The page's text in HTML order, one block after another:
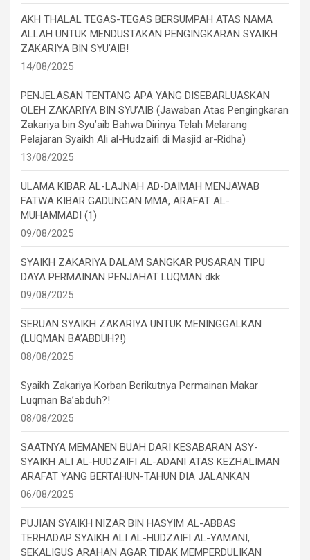
AKH THALAL TEGAS-TEGAS BERSUMPAH ATAS NAMA
ALLAH UNTUK MENDUSTAKAN PENGINGKARAN SYAIKH
ZAKARIYA BIN SYU’AIB!
14/08/2025
PENJELASAN TENTANG APA YANG DISEBARLUASKAN
OLEH ZAKARIYA BIN SYU’AIB (Jawaban Atas Pengingkaran
Zakariya bin Syu’aib Bahwa Dirinya Telah Melarang
Pelajaran Syaikh Ali al-Hudzaifi di Masjid ar-Ridha)
13/08/2025
ULAMA KIBAR AL-LAJNAH AD-DAIMAH MENJAWAB
FATWA KIBAR GADUNGAN MMA, ARAFAT AL-
MUHAMMADI (1)
09/08/2025
SYAIKH ZAKARIYA DALAM SANGKAR PUSARAN TIPU
DAYA PERMAINAN PENJAHAT LUQMAN dkk.
09/08/2025
SERUAN SYAIKH ZAKARIYA UNTUK MENINGGALKAN
(LUQMAN BA’ABDUH?!)
08/08/2025
Syaikh Zakariya Korban Berikutnya Permainan Makar
Luqman Ba’abduh?!
08/08/2025
SAATNYA MEMANEN BUAH DARI KESABARAN ASY-
SYAIKH ALI AL-HUDZAIFI AL-ADANI ATAS KEZHALIMAN
ARAFAT YANG BERTAHUN-TAHUN DIA JALANKAN
06/08/2025
PUJIAN SYAIKH NIZAR BIN HASYIM AL-ABBAS
TERHADAP SYAIKH ALI AL-HUDZAIFI AL-YAMANI,
SEKALIGUS ARAHAN AGAR TIDAK MEMPERDULIKAN